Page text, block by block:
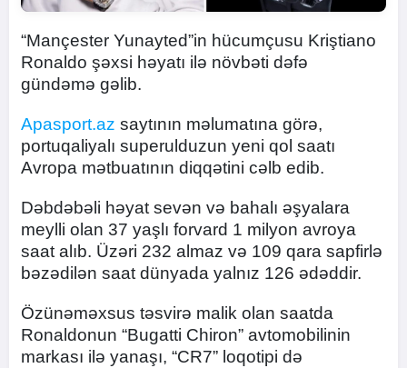
“Mançester Yunayted”in hücumçusu Kriştiano
Ronaldo şəxsi həyatı ilə növbəti dəfə
gündəmə gəlib.
Apasport.az saytının məlumatına görə,
portuqaliyalı superulduzun yeni qol saatı
Avropa mətbuatının diqqətini cəlb edib.
Dəbdəbəli həyat sevən və bahalı əşyalara
meylli olan 37 yaşlı forvard 1 milyon avroya
saat alıb. Üzəri 232 almaz və 109 qara sapfirlə
bəzədilən saat dünyada yalnız 126 ədəddir.
Özünəməxsus təsvirə malik olan saatda
Ronaldonun “Bugatti Chiron” avtomobilinin
markası ilə yanaşı, “CR7” loqotipi də